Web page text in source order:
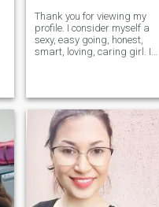
Thank you for viewing my
profile. I consider myself a
sexy, easy going, honest,
smart, loving, caring girl. I
apple. Sweet and lovely.
Although I am young, I know